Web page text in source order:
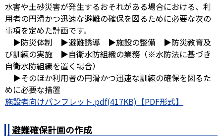
水害や土砂災害が発生するおそれがある場合における、利
用者の円滑かつ迅速な避難の確保を図るために必要な次の
事項を定めた計画です。
▶防災体制 ▶避難誘導 ▶施設の整備 ▶防災教育及
び訓練の実施 ▶自衛水防組織の業務（※水防法に基づき
自衛水防組織を置く場合）
▶そのほか利用者の円滑かつ迅速な訓練の確保を図るた
めに必要な措置
施設者向けパンフレット.pdf(417KB)
避難確保計画の作成